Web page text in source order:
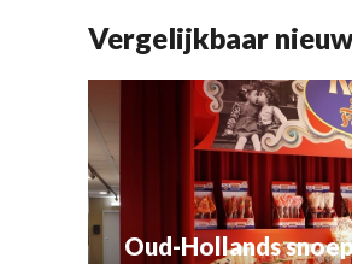
Vergelijkbaar
Oud-Hollands